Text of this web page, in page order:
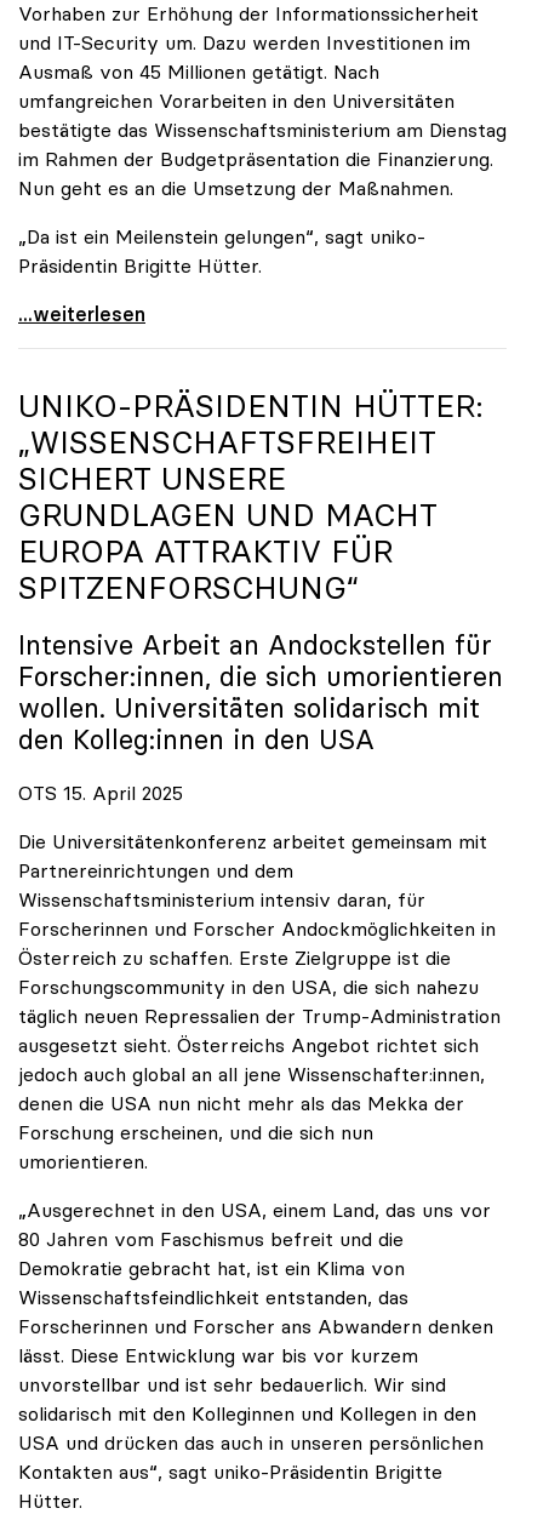
Vorhaben zur Erhöhung der Informationssicherheit
und IT-Security um. Dazu werden Investitionen im
Ausmaß von 45 Millionen getätigt. Nach
umfangreichen Vorarbeiten in den Universitäten
bestätigte das Wissenschaftsministerium am Dienstag
im Rahmen der Budgetpräsentation die Finanzierung.
Nun geht es an die Umsetzung der Maßnahmen.
„Da ist ein Meilenstein gelungen“, sagt uniko-
Präsidentin Brigitte Hütter.
Universitäten wappnen sich gegen zunehmende Gefahr
...weiterlesen
UNIKO-PRÄSIDENTIN HÜTTER:
„WISSENSCHAFTSFREIHEIT
SICHERT UNSERE
GRUNDLAGEN UND MACHT
EUROPA ATTRAKTIV FÜR
SPITZENFORSCHUNG“
Intensive Arbeit an Andockstellen für
Forscher:innen, die sich umorientieren
wollen. Universitäten solidarisch mit
den Kolleg:innen in den USA
OTS 15. April 2025
Die Universitätenkonferenz arbeitet gemeinsam mit
Partnereinrichtungen und dem
Wissenschaftsministerium intensiv daran, für
Forscherinnen und Forscher Andockmöglichkeiten in
Österreich zu schaffen. Erste Zielgruppe ist die
Forschungscommunity in den USA, die sich nahezu
täglich neuen Repressalien der Trump-Administration
ausgesetzt sieht. Österreichs Angebot richtet sich
jedoch auch global an all jene Wissenschafter:innen,
denen die USA nun nicht mehr als das Mekka der
Forschung erscheinen, und die sich nun
umorientieren.
„Ausgerechnet in den USA, einem Land, das uns vor
80 Jahren vom Faschismus befreit und die
Demokratie gebracht hat, ist ein Klima von
Wissenschaftsfeindlichkeit entstanden, das
Forscherinnen und Forscher ans Abwandern denken
lässt. Diese Entwicklung war bis vor kurzem
unvorstellbar und ist sehr bedauerlich. Wir sind
solidarisch mit den Kolleginnen und Kollegen in den
USA und drücken das auch in unseren persönlichen
Kontakten aus“, sagt uniko-Präsidentin Brigitte
Hütter.